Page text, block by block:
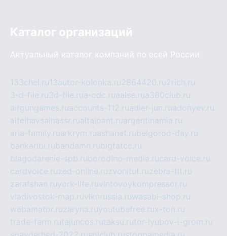
Каталог организаций
Актуальный каталог компаний по всей России
133chel.ru13autor-kolonka.ru2864420.ru2rich.ru
3-d-file.ru3d-file.rua-cdc.ruaalse.rua380club.ru
airgungames.ruaccounts-112.ruadler-jun.ruadonyev.ru
alfeihavsalnassr.rualtaipant.ruargentinamia.ru
aria-family.ruarkrym.ruashanet.rubelgorod-day.ru
bankaribi.rubandamn.rubigfatcc.ru
blagodarenie-spb.ruborodino-media.rucard-voice.ru
cardvoice.ruzed-online.ruzvonitut.ruzebra-tlt.ru
zarafshan.ruyork-life.ruvintovoykompressor.ru
vladivostok-map.ruvlknrussia.ruwasabi-shop.ru
webamator.ruzaryna.ruyoutubefree.rux-ton.ru
trade-farm.rutajuncos.rutaksu.rutor-lyubov-i-grom.ru